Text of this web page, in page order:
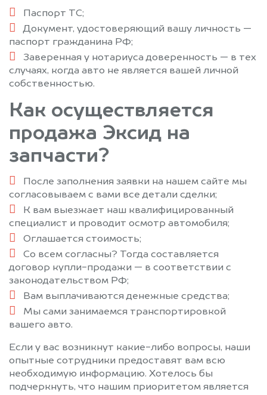
Паспорт ТС;
Документ, удостоверяющий вашу личность —
паспорт гражданина РФ;
Заверенная у нотариуса доверенность — в тех
случаях, когда авто не является вашей личной
собственностью.
Как осуществляется
продажа Эксид на
запчасти?
После заполнения заявки на нашем сайте мы
согласовываем с вами все детали сделки;
К вам выезжает наш квалифицированный
специалист и проводит осмотр автомобиля;
Оглашается стоимость;
Со всем согласны? Тогда составляется
договор купли-продажи — в соответствии с
законодательством РФ;
Вам выплачиваются денежные средства;
Мы сами занимаемся транспортировкой
вашего авто.
Если у вас возникнут какие-либо вопросы, наши
опытные сотрудники предоставят вам всю
необходимую информацию. Хотелось бы
подчеркнуть, что нашим приоритетом является